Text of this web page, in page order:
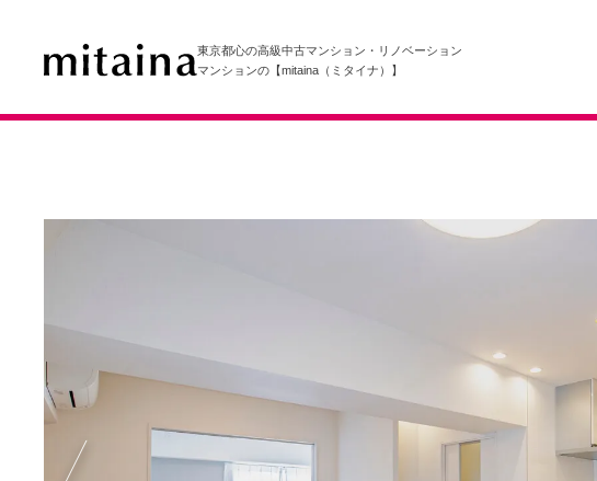
東京都心の高級中古マンション・リノベーション
マンションの【mitaina（ミタイナ）】